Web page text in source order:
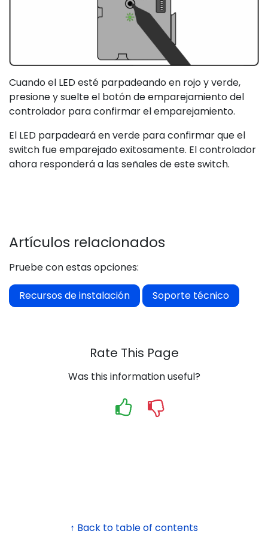
Cuando el LED esté parpadeando en rojo y verde,
presione y suelte el botón de emparejamiento del
controlador para confirmar el emparejamiento.
El LED parpadeará en verde para confirmar que el
switch fue emparejado exitosamente. El controlador
ahora responderá a las señales de este switch.
Artículos relacionados
Pruebe con estas opciones:
Recursos de instalación Soporte técnico
Rate This Page
Was this information useful?
↑ Back to table of contents